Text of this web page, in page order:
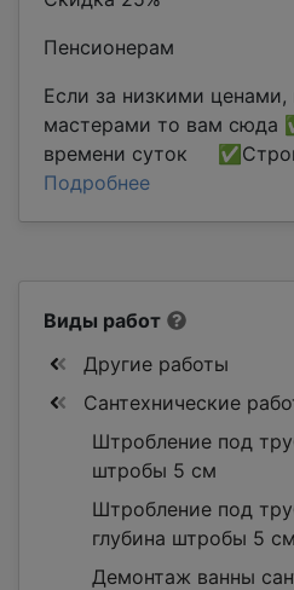
Пенсионерам
Если за низкими
мастерами то вам
времени суток
Подробнее
Виды работ
Другие работы
Сантехнические
Штробление под
штробы 5 см
Штробление под
глубина штробы 5 см
Демонтаж ванны